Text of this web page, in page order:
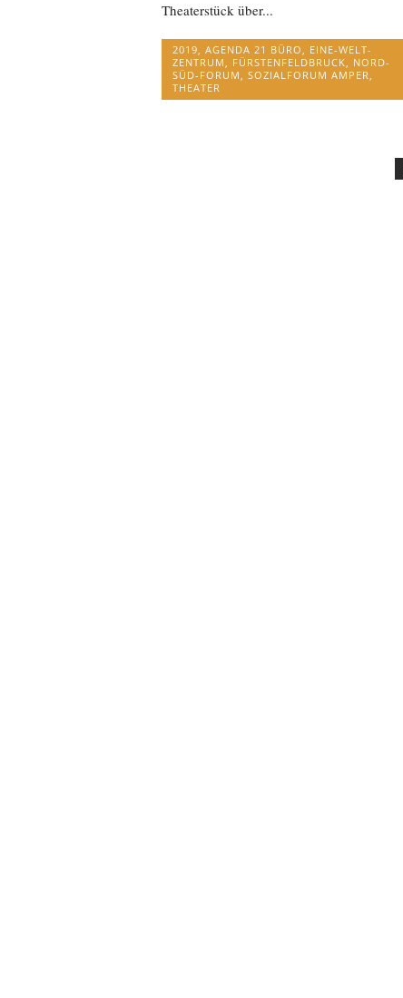
Theaterstück über...
2019, AGENDA 21 BÜRO, EINE-WELT-
ZENTRUM, FÜRSTENFELDBRUCK, NORD-
SÜD-FORUM, SOZIALFORUM AMPER,
THEATER